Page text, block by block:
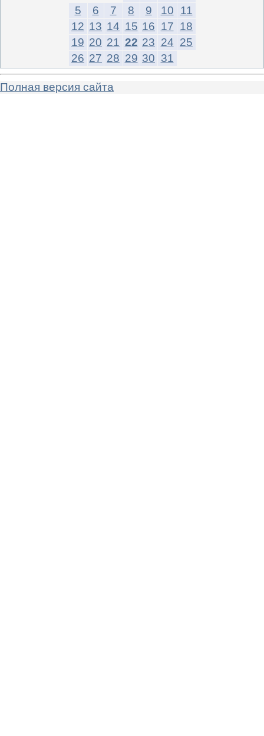
5
6 7 8 9 10
11
12 13 14 15 16 17 18
19 20 21 22 23 24 25
26 27 28 29 30 31
Полная версия сайта